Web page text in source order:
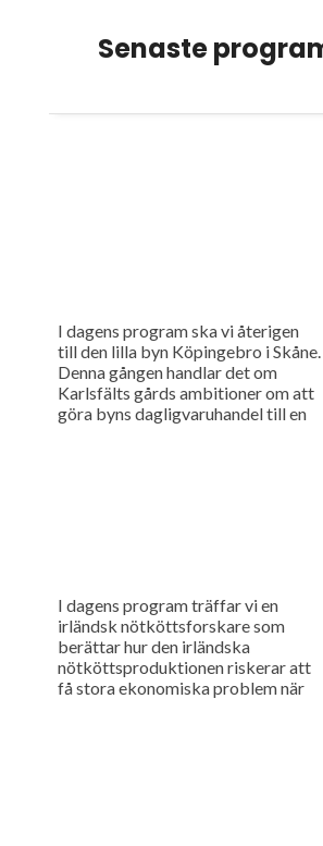
Senaste
I dagens program ska vi återigen
till den lilla byn Köpingebro i Skåne.
Denna gången handlar det om
Karlsfälts gårds ambitioner om att
göra byns dagligvaruhandel till en
I dagens program träffar vi en
irländsk nötköttsforskare som
berättar hur den irländska
nötköttsproduktionen riskerar att
få stora ekonomiska problem när